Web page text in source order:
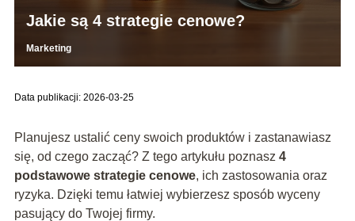
Jakie są 4 strategie cenowe?
Marketing
Data publikacji: 2026-03-25
Planujesz ustalić ceny swoich produktów i zastanawiasz
się, od czego zacząć? Z tego artykułu poznasz 4
podstawowe strategie cenowe, ich zastosowania oraz
ryzyka. Dzięki temu łatwiej wybierzesz sposób wyceny
pasujący do Twojej firmy.